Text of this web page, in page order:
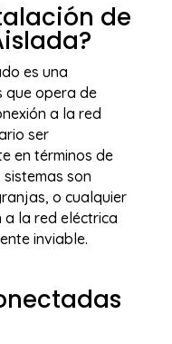
de
es una
que opera de
a la red
ser
en términos de
son
o cualquier
la red eléctrica
inviable.